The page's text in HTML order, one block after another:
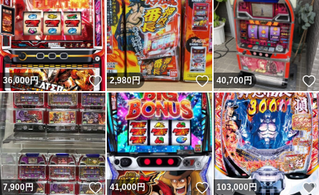
36,000円 いいね！
2,980円 いいね！
40,700円
7,900円 いいね！
41,000円 いいね！
103,000 円